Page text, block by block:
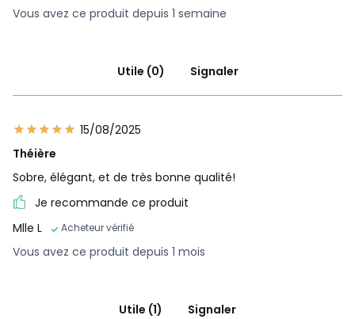
Vous avez ce produit depuis 1 semaine
Utile (0) Signaler
15/08/2025
Théière
Sobre, élégant, et de très bonne qualité!
Je recommande ce produit
Mlle L
Acheteur vérifié
Vous avez ce produit depuis 1 mois
Utile (1) Signaler